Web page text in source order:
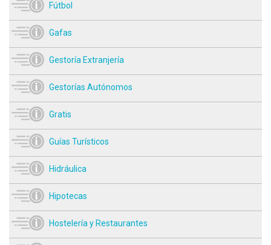
Fútbol
Gafas
Gestoría Extranjería
Gestorías Autónomos
Gratis
Guías Turísticos
Hidráulica
Hipotecas
Hostelería y Restaurantes